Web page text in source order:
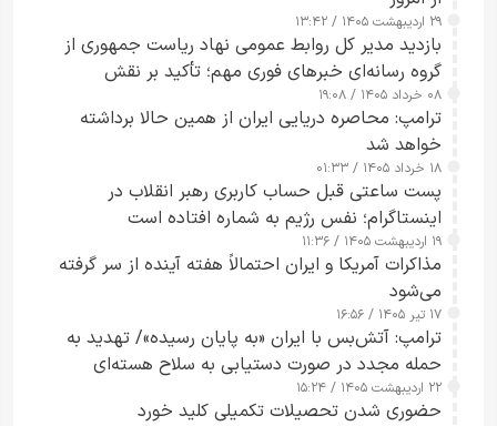
۲۹ اردیبهشت ۱۴۰۵ / ۱۳:۴۲
بازدید مدیر کل روابط عمومی نهاد ریاست جمهوری از
گروه رسانه‌ای خبرهای فوری مهم؛ تأکید بر نقش
رسانه‌های هوشمند و مسئول در ارتقای آگاهی عمومی
۰۸ خرداد ۱۴۰۵ / ۱۹:۰۸
ترامپ: محاصره دریایی ایران از همین حالا برداشته
خواهد شد
۱۸ خرداد ۱۴۰۵ / ۰۱:۳۳
پست ساعتی قبل حساب کاربری رهبر انقلاب در
اینستاگرام؛ نفس رژیم به شماره افتاده است​
۱۹ اردیبهشت ۱۴۰۵ / ۱۱:۳۶
مذاکرات آمریکا و ایران احتمالاً هفته آینده از سر گرفته
می‌شود
۱۷ تیر ۱۴۰۵ / ۱۶:۵۶
ترامپ: آتش‌بس با ایران «به پایان رسیده»/ تهدید به
حمله مجدد در صورت دستیابی به سلاح هسته‌ای
۲۲ اردیبهشت ۱۴۰۵ / ۱۵:۲۴
حضوری شدن تحصیلات تکمیلی کلید خورد